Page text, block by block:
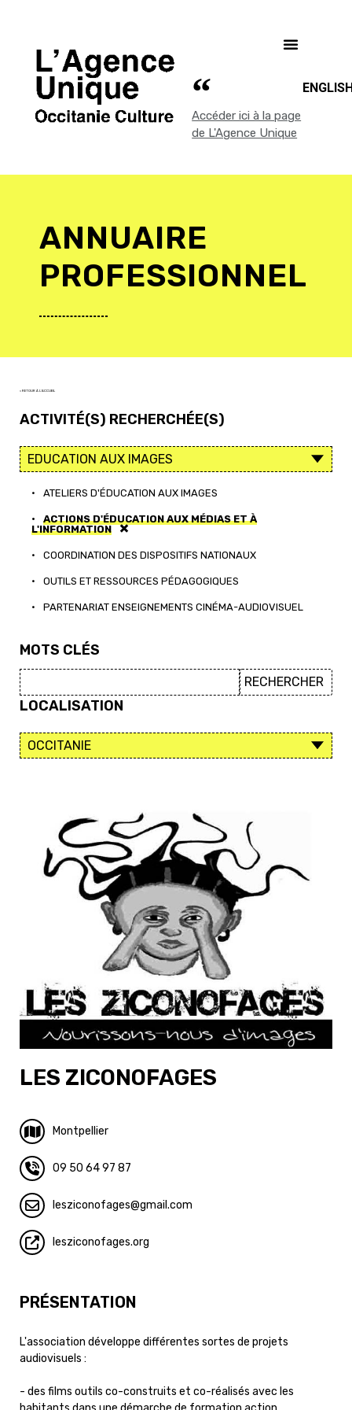
Accéder ici à la page
de L'Agence Unique
ANNUAIRE
PROFESSIONNEL
< RETOUR À L'ACCUEIL
ACTIVITÉ(S) RECHERCHÉE(S)
• ATELIERS D'ÉDUCATION AUX IMAGES
•
ACTIONS D'ÉDUCATION AUX MÉDIAS ET À
L'INFORMATION
• COORDINATION DES DISPOSITIFS NATIONAUX
• OUTILS ET RESSOURCES PÉDAGOGIQUES
• PARTENARIAT ENSEIGNEMENTS CINÉMA-AUDIOVISUEL
MOTS CLÉS
LOCALISATION
LES ZICONOFAGES
Montpellier
09 50 64 97 87
lesziconofages gmail.com
lesziconofages.org
PRÉSENTATION
L'association développe différentes sortes de projets
audiovisuels :
- des films outils co-construits et co-réalisés avec les